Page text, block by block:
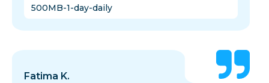
500MB-1-day-daily
Fatima K.